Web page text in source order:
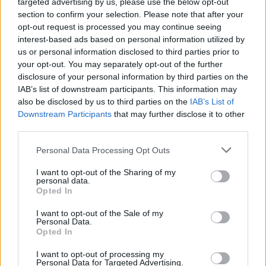
section to confirm your selection. Please note that after your
opt-out request is processed you may continue seeing
interest-based ads based on personal information utilized by
us or personal information disclosed to third parties prior to
your opt-out. You may separately opt-out of the further
disclosure of your personal information by third parties on the
IAB’s list of downstream participants. This information may
also be disclosed by us to third parties on the IAB’s List of
Downstream Participants that may further disclose it to other
Personal Data Processing Opt Outs
I want to opt-out of the Sharing of my
personal data.
Opted In
I want to opt-out of the Sale of my
Personal Data.
Opted In
I want to opt-out of processing my
Personal Data for Targeted Advertising.
Na silnici u Trhové Kamenice na Chrudimsku přibyly
pachové ohradníky proti zvěři
25.7.2026 17:10 | TRHOVÁ KAMENICE (ČTK)
Na kilometrovém úseku silnice
I/37 u Trhové Kamenice na
Chrudimsku přibyly pachové
ohradníky. Mají odradit zvěř
od vstupu na vozovku,
vyplývá z tiskové zprávy společnosti Generali Česká pojišťovna.
Jejich účinnost chce pojišťovna příští rok vyhodnotit. Podle
Ostravská zoo se zapojila do záchrany ibisů skalních ve
Španělsku
25.7.2026 17:00 | OSTRAVA (
Ostravská zoologická zahrada
se zapojila do nového projektu
Katalánsku. Cílem je posílení